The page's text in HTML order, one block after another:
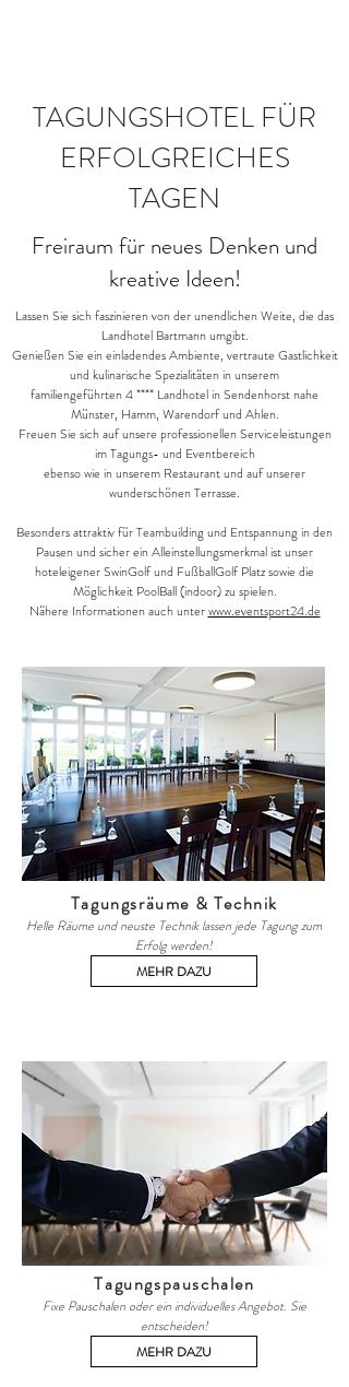
TAGUNGSHOTEL FÜR
ERFOLGREICHES
TAGEN
Freiraum für neues Denken und
kreative Ideen!
Lassen Sie sich faszinieren von der unendlichen Weite, die das
Landhotel Bartmann umgibt.
Genießen Sie ein einladendes Ambiente, vertraute Gastlichkeit
und kulinarische Spezialitäten in unserem
familiengeführten 4 **** Landhotel in Sendenhorst nahe
Münster, Hamm, Warendorf und Ahlen.
Freuen Sie sich auf unsere professionellen Serviceleistungen
im Tagungs- und Eventbereich
ebenso wie in unserem Restaurant und auf unserer
wunderschönen Terrasse.
Besonders attraktiv für Teambuilding und Entspannung in den
Pausen und sicher ein Alleinstellungsmerkmal ist unser
hoteleigener SwinGolf und FußballGolf Platz sowie die
Möglichkeit PoolBall (indoor) zu spielen.
Nähere Informationen auch unterwww.eventsport24.de
Tagungsräume & Technik
Helle Räume und neuste Technik lassen jede Tagung zum
Erfolg werden!
MEHR DAZU
Tagungspauschalen
Fixe Pauschalen oder ein individuelles Angebot. Sie
entscheiden!
MEHR DAZU